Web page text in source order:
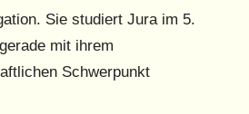
Sie studiert Jura im 5.
mit ihrem
Schwerpunkt